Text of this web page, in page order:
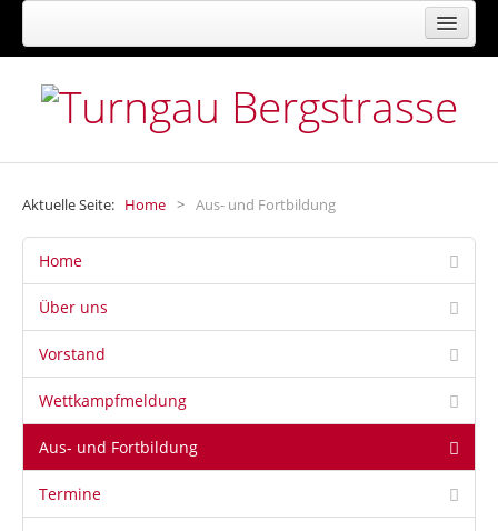
FACHVERBAND FÜR TURNEN, GYMNASTIK,
FREIZEIT- UND GESUNDHEITSSPORT
Aktuelle Seite: Home > Aus- und Fortbildung
Home
Über uns
Vorstand
Wettkampfmeldung
Aus- und Fortbildung
Termine